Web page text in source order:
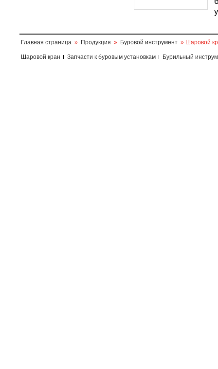
Главная страница » Продукция » Буровой инструмент » Шаровой
Шаровой кран Запчасти к буровым установкам Бурильный